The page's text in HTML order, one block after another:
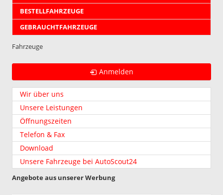
BESTELLFAHRZEUGE
GEBRAUCHTFAHRZEUGE
Fahrzeuge
Anmelden
Wir über uns
Unsere Leistungen
Öffnungszeiten
Telefon & Fax
Download
Unsere Fahrzeuge bei AutoScout24
Angebote aus unserer Werbung